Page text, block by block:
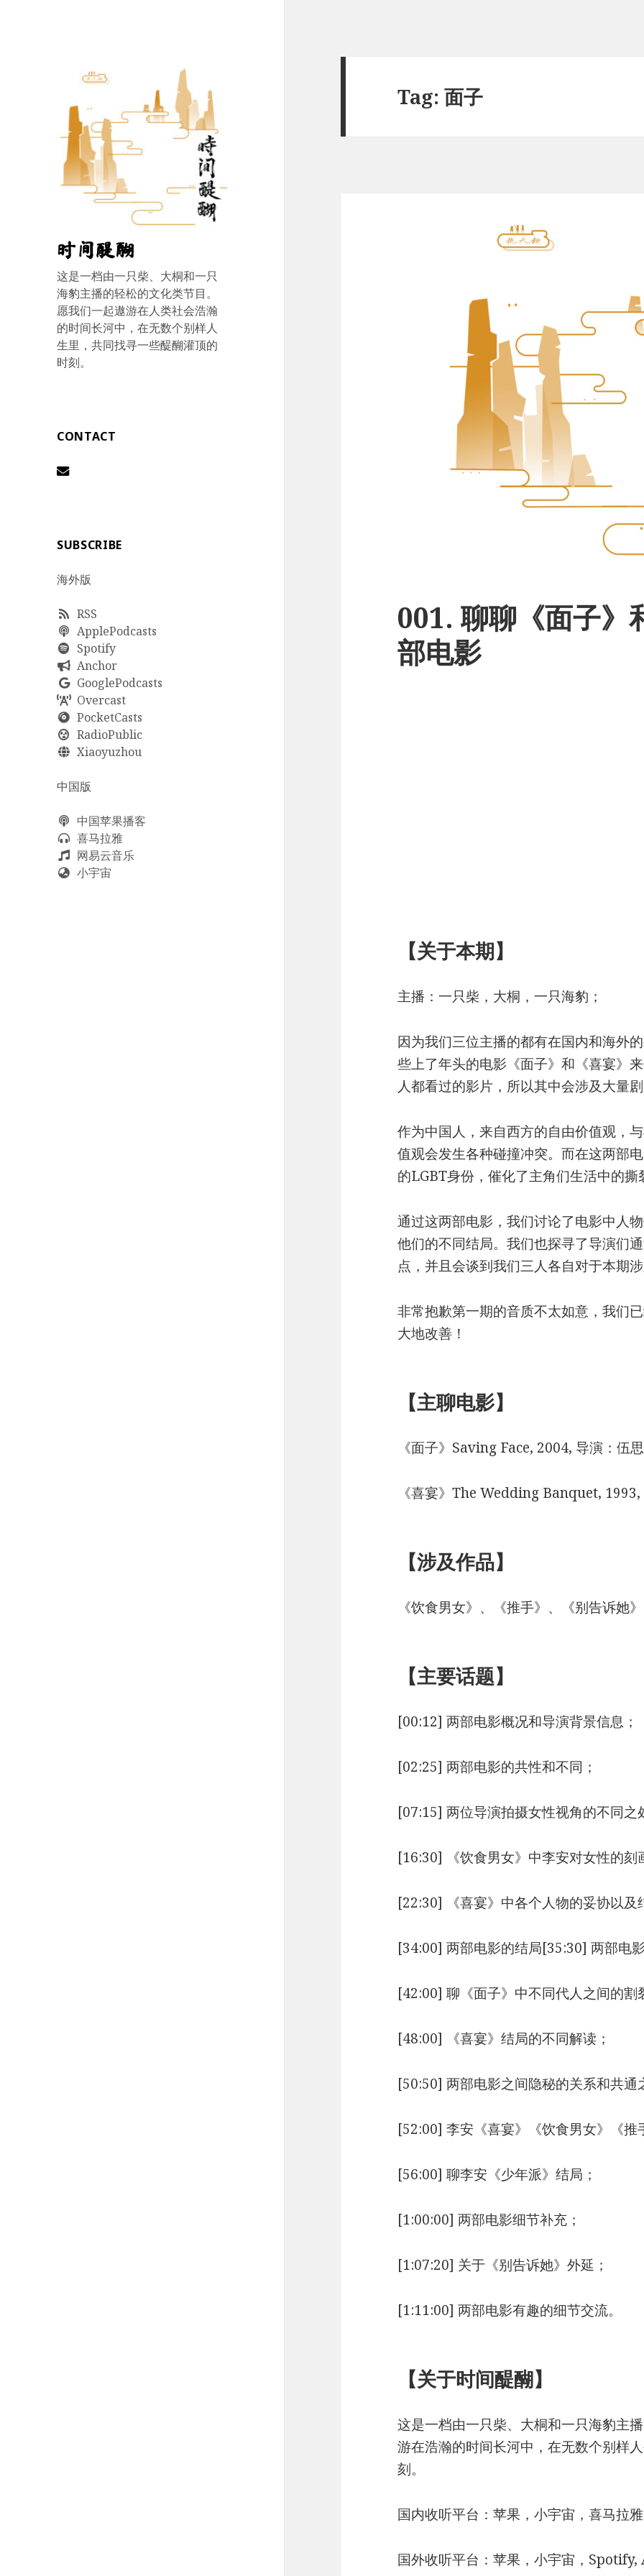
时间醍醐
这是一档由一只柴、大桐和一只
海豹主播的轻松的文化类节目。
愿我们一起遨游在人类社会浩瀚
的时间长河中，在无数个别样人
生里，共同找寻一些醍醐灌顶的
时刻。
CONTACT
SUBSCRIBE
海外版
RSS
ApplePodcasts
Spotify
Anchor
GooglePodcasts
Overcast
PocketCasts
RadioPublic
Xiaoyuzhou
中国版
中国苹果播客
喜马拉雅
网易云音乐
小宇宙
Tag:面子
001. 聊聊《面子》
部电影
【关于本期】
主播：一只柴，大桐，一只海豹；
因为我们三位主播的都有在国内和海外
些上了年头的电影《面子》和《喜宴》
人都看过的影片，所以其中会涉及大量剧
作为中国人，来自西方的自由价值观，
值观会发生各种碰撞冲突。而在这两部
的LGBT身份，催化了主角们生活中的撕
通过这两部电影，我们讨论了电影中人
他们的不同结局。我们也探寻了导演们
点，并且会谈到我们三人各自对于本期
非常抱歉第一期的音质不太如意，我们
大地改善！
【主聊电影】
《面子》Saving Face, 2004, 导演：伍思
《喜宴》The Wedding Banquet, 1993,
【涉及作品】
《饮食男女》、《推手》、《别告诉她
【主要话题】
[00:12] 两部电影概况和导演背景信息；
[02:25] 两部电影的共性和不同；
[07:15] 两位导演拍摄女性视角的不同之
[16:30] 《饮食男女》中李安对女性的刻
[22:30] 《喜宴》中各个人物的妥协以及
[34:00] 两部电影的结局[35:30] 两部电
[42:00] 聊《面子》中不同代人之间的割
[48:00] 《喜宴》结局的不同解读；
[50:50] 两部电影之间隐秘的关系和共通
[52:00] 李安《喜宴》《饮食男女》《推
[56:00] 聊李安《少年派》结局；
[1:00:00] 两部电影细节补充；
[1:07:20] 关于《别告诉她》外延；
[1:11:00] 两部电影有趣的细节交流。
【关于时间醍醐】
这是一档由一只柴、大桐和一只海豹主
游在浩瀚的时间长河中，在无数个别样
刻。
国内收听平台：苹果，小宇宙，喜马拉
国外收听平台：苹果，小宇宙，